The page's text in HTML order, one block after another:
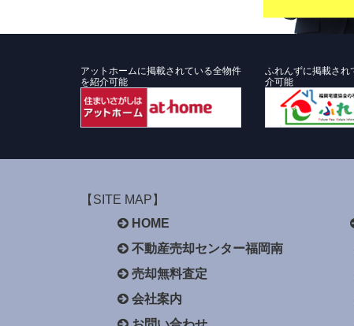
アットホームに掲載されている全物件
を紹介可能
ふれんずに掲載され
介可能
【SITE MAP】
HOME
不動産売却センター福岡南
売却無料査定
会社案内